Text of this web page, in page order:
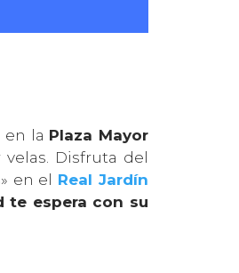
en la Plaza Mayor
Disfruta del
en el Real Jardín
te espera con su